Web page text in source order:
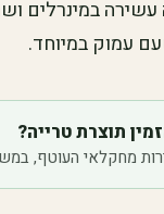
במינרלים
עמוק במיוחד.
תוצרת טרייה?
מחקלאי העוטף,